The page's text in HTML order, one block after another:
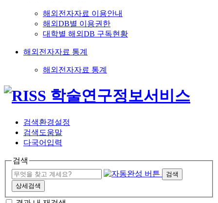
해외전자자료 이용안내
해외DB별 이용권한
대학별 해외DB 구독현황
해외전자자료 통계
해외전자자료 통계
검색환경설정
검색도움말
다국어입력
검색
검색
상세검색